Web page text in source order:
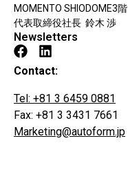
MOMENTO SHIODOME3階
代表取締役社長 鈴木 渉
Newsletters
Contact:
Tel: +81 3 6459 0881
Fax: +81 3 3431 7661
Marketing@autoform.jp